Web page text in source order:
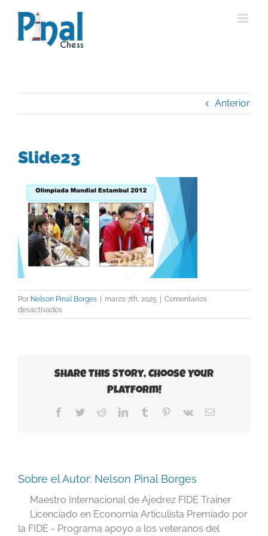
contenido
Anterior
Slide23
Por Nelson Pinal Borges | marzo 7th, 2025 | Comentarios
desactivadosen
Slide23
Share This Story, Choose Your
Platform!
Facebook
TwitterRedditLinkedInTumblr Pinterest
Vk
Correo
Sobre el Autor: Nelson Pinal Borges
Maestro Internacional de Ajedrez FIDE Trainer
Licenciado en Economía Articulista Premiado por
la FIDE - Programa apoyo a los veteranos del